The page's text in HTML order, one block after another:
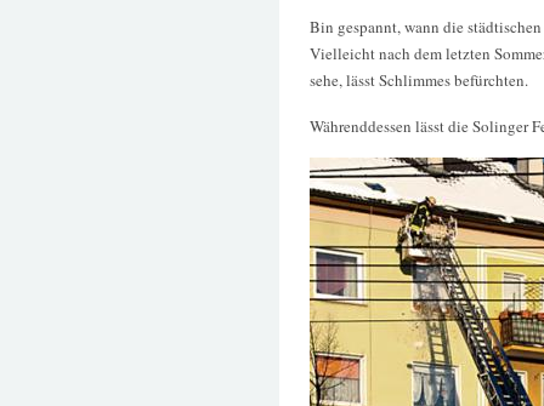
Bin gespannt, wann die
Vielleicht nach dem letzten
sehe, lässt Schlimmes befürchten.
Währenddessen lässt die Solinger